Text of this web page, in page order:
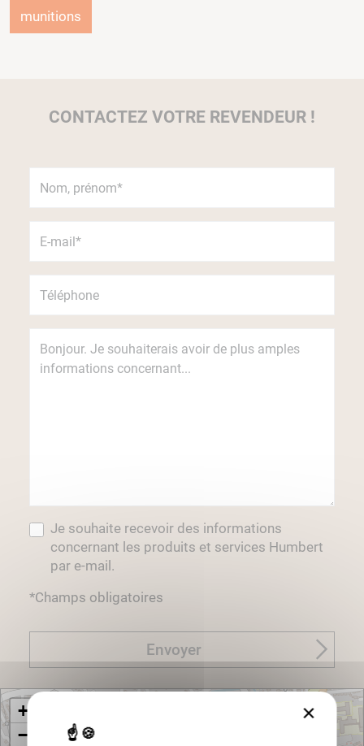
munitions
CONTACTEZ VOTRE REVENDEUR !
Je souhaite recevoir des informations
concernant les produits et services Humbert
par e-mail.
*Champs obligatoires
Envoyer
+
−
×